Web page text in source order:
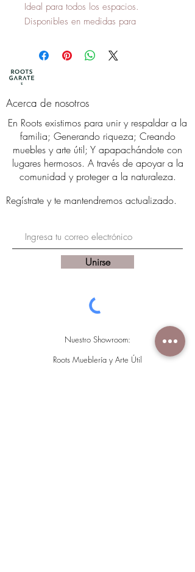
Ideal para todos los espacios.
Disponibles en medidas para
Barra de la cocina
(65 cm de
*Elaborado con madera de árboles
caídos por mujeres y hombres
artesanos.
Acerca de nosotros
En Roots existimos para unir y respaldar a la
familia; Generando riqueza; Creando
muebles y arte útil; Y apapachándote con
lugares hermosos. A través de apoyar a la
comunidad y proteger a la naturaleza.
Regístrate y te mantendremos actualizado.
Unirse
Nuestro Showroom:
Roots Mueblería y Arte Útil